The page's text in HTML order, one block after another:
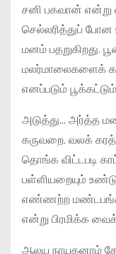
சனி பகவான் என்று
செல்லரித்துப்
மனம் பதறுகிறது.
மலர்மாலைகளைக்
எனப்படும்
அடுத்து… அர்த்த
கருவறை. வலக்
தொங்க விட்டபடி
பள்ளியறையும்
எண்ணற்ற
என்று பிரமிக்க
ஆலய நாயகனாம்